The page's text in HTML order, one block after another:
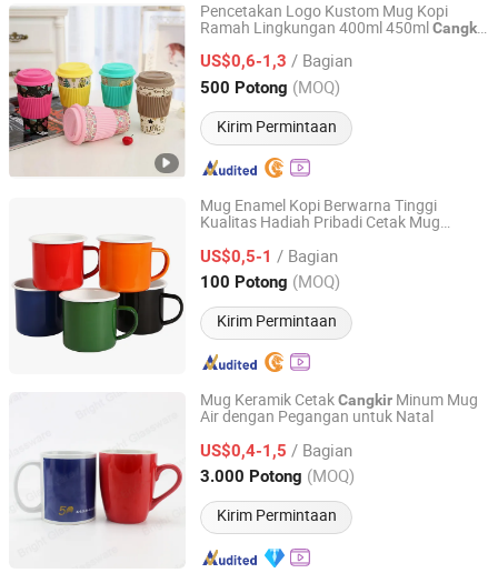
Pencetakan Logo Kustom Mug Kopi
Ramah Lingkungan 400ml 450mlCangkir
US$0,6-1,3 / Bagian
500 Potong (MOQ)
Kirim Permintaan
Xiamen Green Light Garden Industry and Trade Co., Ltd.
Fujian, China Harga mulai 2023
Mug Enamel Kopi Berwarna Tinggi
Kualitas Hadiah Pribadi Cetak Mug
US$0,5-1 / Bagian
100 Potong (MOQ)
Kirim Permintaan
Hangzhou HJ Craft Co., Ltd.
Zhejiang, China Harga mulai 2020
Mug Keramik CetakCangkir Minum Mug
Air dengan Pegangan untuk Natal
US$0,4-1,5 / Bagian
3.000 Potong (MOQ)
Kirim Permintaan
Shenzhen Bright Glassware Co., Ltd.
Guangdong, China Harga mulai 2018